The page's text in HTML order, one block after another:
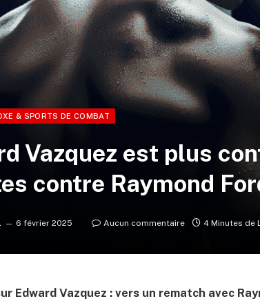
& SPORTS DE COMBAT
Vazquez est plus
contre Raymond
6 février 2025 Aucun commentaire 4 Minutes de
Edward Vazquez : vers un rematch avec